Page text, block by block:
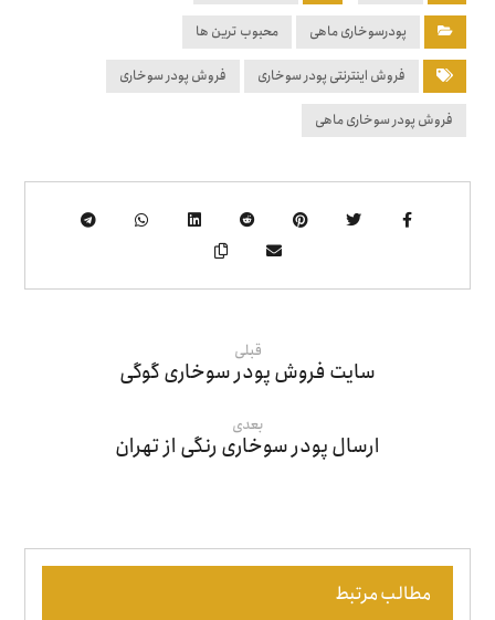
پودرسوخاری ماهی محبوب ترین ها
فروش اینترنتی پودر سوخاری فروش پودر سوخاری
فروش پودر سوخاری ماهی
قبلی
سایت فروش پودر سوخاری گوگی
بعدی
ارسال پودر سوخاری رنگی از تهران
مطالب مرتبط